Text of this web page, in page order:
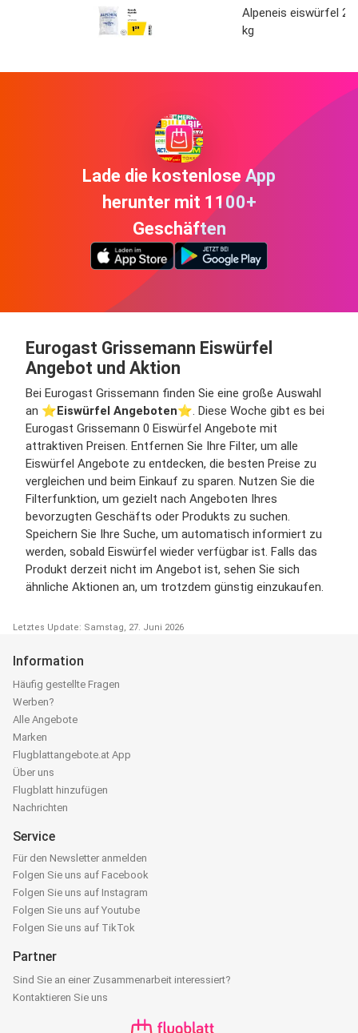
Alpeneis eiswürfel 2
kg
Lade die kostenlose App
herunter mit 1100+
Geschäften
Eurogast Grissemann Eiswürfel
Angebot und Aktion
Bei Eurogast Grissemann finden Sie eine große Auswahl
an ⭐️Eiswürfel Angeboten⭐️. Diese Woche gibt es bei
Eurogast Grissemann 0 Eiswürfel Angebote mit
attraktiven Preisen. Entfernen Sie Ihre Filter, um alle
Eiswürfel Angebote zu entdecken, die besten Preise zu
vergleichen und beim Einkauf zu sparen. Nutzen Sie die
Filterfunktion, um gezielt nach Angeboten Ihres
bevorzugten Geschäfts oder Produkts zu suchen.
Speichern Sie Ihre Suche, um automatisch informiert zu
werden, sobald Eiswürfel wieder verfügbar ist. Falls das
Produkt derzeit nicht im Angebot ist, sehen Sie sich
ähnliche Aktionen an, um trotzdem günstig einzukaufen.
Letztes Update: Samstag, 27. Juni 2026
Information
Häufig gestellte Fragen
Werben?
Alle Angebote
Marken
Flugblattangebote.at App
Über uns
Flugblatt hinzufügen
Nachrichten
Service
Für den Newsletter anmelden
Folgen Sie uns auf Facebook
Folgen Sie uns auf Instagram
Folgen Sie uns auf Youtube
Folgen Sie uns auf TikTok
Partner
Sind Sie an einer Zusammenarbeit interessiert?
Kontaktieren Sie uns